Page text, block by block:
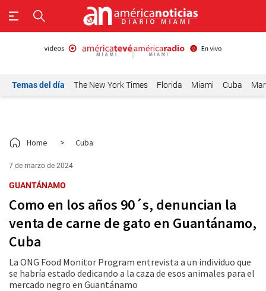
Temas del día The New York Times Florida Miami Cuba
Home > Cuba
7 de marzo de 2024
GUANTÁNAMO
Como en los años 90´s, denuncian la
venta de carne de gato en Guantánamo,
Cuba
La ONG Food Monitor Program entrevista a un individuo que
se habría estado dedicando a la caza de esos animales para el
mercado negro en Guantánamo